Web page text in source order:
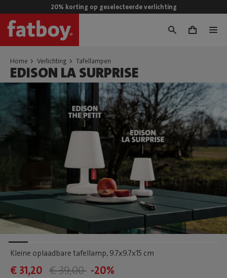
20% korting op geselecteerde verlichting
0
Home Verlichting Tafellampen
EDISON LA SURPRISE
Kleine oplaadbare tafellamp, 9.7x9.7x15 cm
€ 31,20 € 39,00 -20%